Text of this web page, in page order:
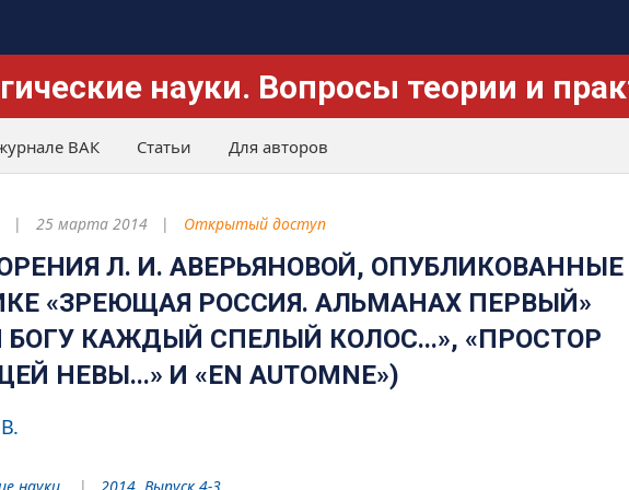
науки. Вопросы теории и
ВАК Статьи Для авторов
25 марта 2014 Открытый доступ
Л. И. АВЕРЬЯНОВОЙ, ОПУБЛИКОВАННЫЕ
«ЗРЕЮЩАЯ РОССИЯ. АЛЬМАНАХ ПЕРВЫЙ»
БОГУ КАЖДЫЙ СПЕЛЫЙ КОЛОС...», «ПРОСТОР
НЕВЫ...» И «EN AUTOMNE»)